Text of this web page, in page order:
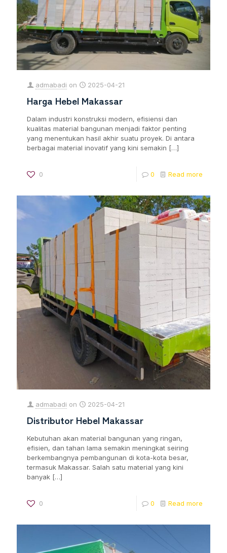
admabadi on 2025-04-21
Harga Hebel Makassar
Dalam industri konstruksi modern, efisiensi dan
kualitas material bangunan menjadi faktor penting
yang menentukan hasil akhir suatu proyek. Di antara
berbagai material inovatif yang kini semakin […]
0 0 Read more
admabadi on 2025-04-21
Distributor Hebel Makassar
Kebutuhan akan material bangunan yang ringan,
efisien, dan tahan lama semakin meningkat seiring
berkembangnya pembangunan di kota-kota besar,
termasuk Makassar. Salah satu material yang kini
banyak […]
0 0 Read more